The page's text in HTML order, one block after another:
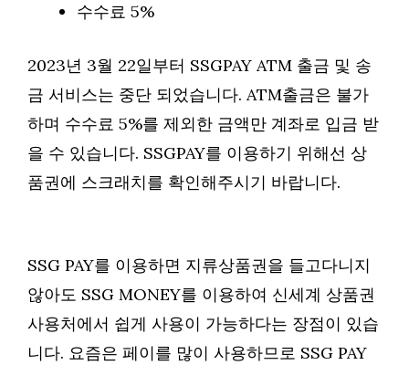
수수료 5%
2023년 3월 22일부터 SSGPAY ATM 출금 및 송
금 서비스는 중단 되었습니다. ATM출금은 불가
하며 수수료 5%를 제외한 금액만 계좌로 입금 받
을 수 있습니다. SSGPAY를 이용하기 위해선 상
품권에 스크래치를 확인해주시기 바랍니다.
SSG PAY를 이용하면 지류상품권을 들고다니지
않아도 SSG MONEY를 이용하여 신세계 상품권
사용처에서 쉽게 사용이 가능하다는 장점이 있습
니다. 요즘은 페이를 많이 사용하므로 SSG PAY